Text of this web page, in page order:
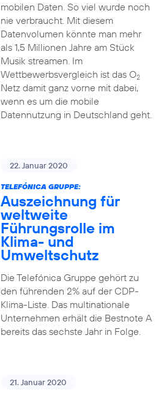
mobilen Daten. So viel wurde noch
nie verbraucht. Mit diesem
Datenvolumen könnte man mehr
als 1,5 Millionen Jahre am Stück
Musik streamen. Im
Wettbewerbsvergleich ist das O2
Netz damit ganz vorne mit dabei,
wenn es um die mobile
Datennutzung in Deutschland geht.
22. Januar 2020
TELEFÓNICA GRUPPE:
Auszeichnung für
weltweite
Führungsrolle im
Klima- und
Umweltschutz
Die Telefónica Gruppe gehört zu
den führenden 2% auf der CDP-
Klima-Liste. Das multinationale
Unternehmen erhält die Bestnote A
bereits das sechste Jahr in Folge.
21. Januar 2020